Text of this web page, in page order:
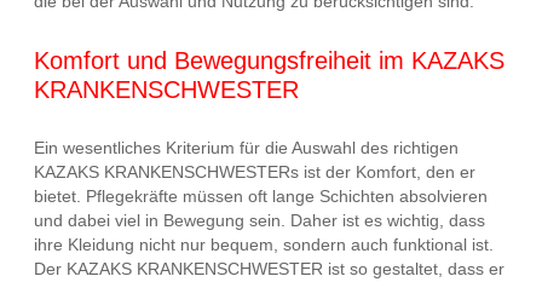
Komfort und Bewegungsfreiheit im KAZAKS
KRANKENSCHWESTER
Ein wesentliches Kriterium für die Auswahl des richtigen
KAZAKS KRANKENSCHWESTERs ist der Komfort, den er
bietet. Pflegekräfte müssen oft lange Schichten absolvieren
und dabei viel in Bewegung sein. Daher ist es wichtig, dass
ihre Kleidung nicht nur bequem, sondern auch funktional ist.
Der KAZAKS KRANKENSCHWESTER ist so gestaltet, dass er